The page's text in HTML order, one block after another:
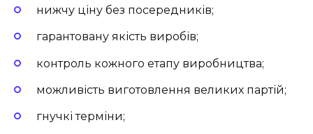
нижчу ціну без посередників;
гарантовану якість виробів;
контроль кожного етапу виробництва;
можливість виготовлення великих партій;
гнучкі терміни;